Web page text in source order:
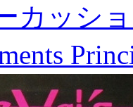
カッシ